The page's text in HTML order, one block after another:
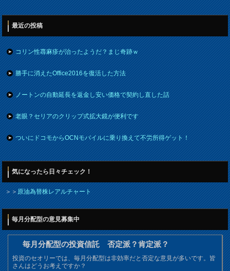
最近の投稿
コリン性蕁麻疹が治ったようだ？まじ奇跡ｗ
勝手に消えたOffice2016を復活した方法
ノートンの自動延長を返金し安い価格で契約し直した話
老眼？セリアのクリップ式拡大鏡が便利です
ついにドコモからOCNモバイルに乗り換えて不労所得ゲット！
気になったら日々チェック！
＞＞原油為替株レアルチャート
毎月分配型の意見募集中
毎月分配型の投資信託 否定派？肯定派？
投資のセオリーでは、毎月分配型は非効率だと否定な意見が多いです。皆
さんはどうお考えですか？